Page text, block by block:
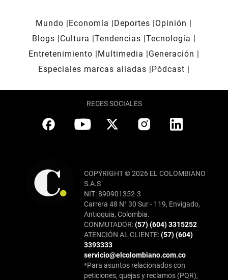
Mundo Economía Deportes
Opinión
Blogs
Cultura Tendencias Tecnología
Entretenimiento
Multimedia
Generación
Especiales marcas aliadas
Pódcast
REDES SOCIALES
COPYRIGHT © 2026 EL COLOMBIANO
S.A.S
NIT: 890901352-3
Carrera 48 N° 30 Sur - 119, Envigado,
Antioquia, Colombia.
CONMUTADOR:(57) (604) 3315252
ATENCIÓN AL CLIENTE:(57) (604)
3393333
servicio@elcolombiano.com.co
*Para asuntos relacionados con
peticiones, quejas y reclamos (PQR),